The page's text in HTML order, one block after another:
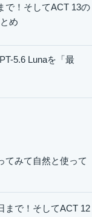
で！そしてACT 13の
め
5.6 Lunaを「最
てみて自然と使って
まで！そしてACT 12